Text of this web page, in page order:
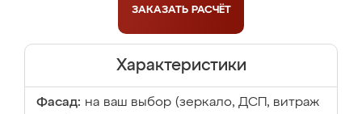
ЗАКАЗАТЬ РАСЧЁТ
Характеристики
Фасад: на ваш выбор (зеркало, ДСП, витраж